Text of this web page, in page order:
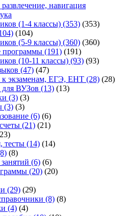
навигация
(1-4 классы) (353) (353)
(104)
(5-9 классы) (360) (360)
(191) (191)
(10-11 классы) (93) (93)
(47) (47)
к экзаменам, ЕГЭ, ЕНТ (28) (28)
ВУЗов (13) (13)
(3) (3)
(3) (3)
(6) (6)
(21) (21)
тесты (14) (14)
(8)
(6) (6)
(20) (20)
(29) (29)
(8) (8)
(4) (4)